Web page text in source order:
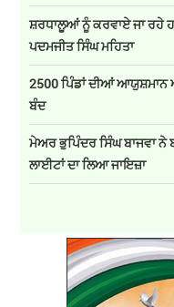
ਸ਼ਰਧਾਲੂਆਂ ਨੂੰ ਕਰਵਾਏ ਜਾ ਰਹੇ
ਪਦਮਜੀਤ ਸਿੰਘ ਮਹਿਤਾ
2500 ਪਿੰਡਾਂ ਦੀਆਂ
ਬੰਦ
ਮੇਅਰ ਭੁਪਿੰਦਰ ਸਿੰਘ ਬਾਜਵਾ ਨੇ
ਲਾਈਟਾਂ ਦਾ ਲਿਆ ਜਾਇਜ਼ਾ